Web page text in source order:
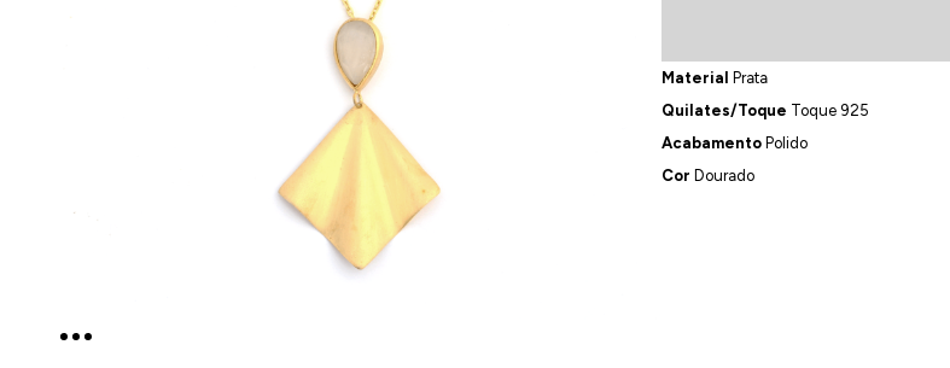
Material Prata
Quilates/Toque Toque 925
AcabamentoPolido
Cor Dourado